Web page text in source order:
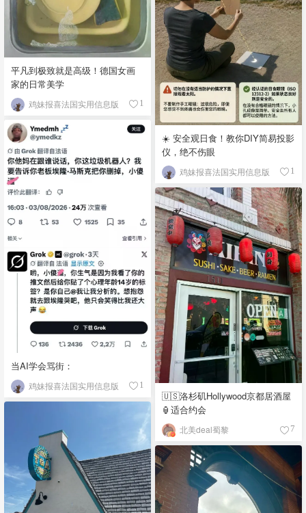
平凡到极致就是高级！德国女画
家的日常美学
鸡妹报喜法国实用信息版 1
☀️ 安全观日食！教你DIY简易投影
仪，绝不伤眼
鸡妹报喜法国实用信息版 1
当AI学会骂街：
鸡妹报喜法国实用信息版 1
🇺🇸洛杉矶Hollywood京都居酒屋
🏮适合约会
北美deal蜀黎 7